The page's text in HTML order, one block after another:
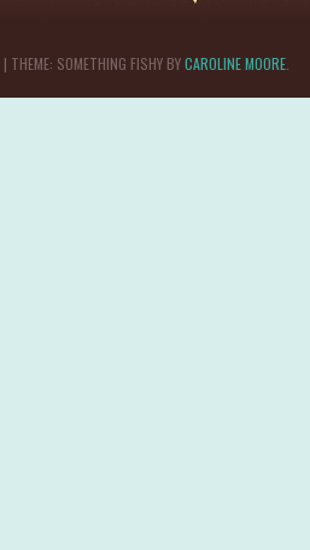
| THEME: SOMETHING FISHY BYCAROLINE MOORE